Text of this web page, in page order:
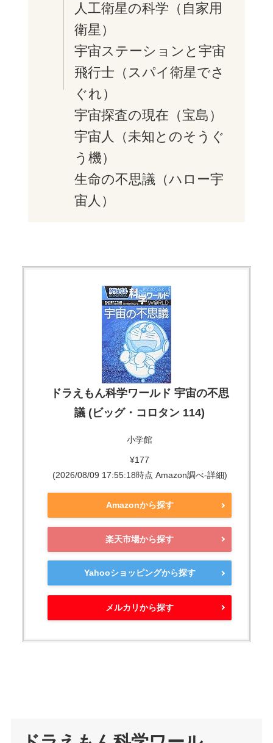
人工衛星の科学（自家用
衛星）
宇宙ステーションと宇宙
飛行士（スパイ衛星でさ
ぐれ）
宇宙探査の現在（宝島）
宇宙人（未知とのそうぐ
う機）
生命の不思議（ハロー宇
宙人）
ドラえもん科学ワールド 宇宙の不思
議 (ビッグ・コロタン 114)
小学館
¥177
(2026/08/09 17:55:18時点 Amazon調べ-詳細)
Amazonから探す
楽天市場から探す
Yahooショッピングから探す
メルカリから探す